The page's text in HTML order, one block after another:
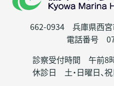
662-0934 兵庫県西宮
電話番号
診察受付時間 午前8
休診日 土・日曜日、